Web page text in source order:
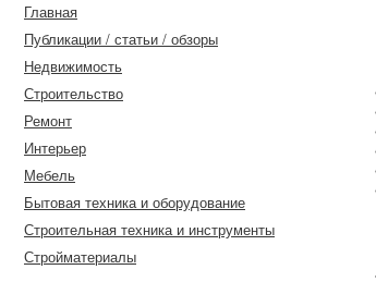
Главная
Публикации / статьи / обзоры
Недвижимость
Строительство
Ремонт
Интерьер
Мебель
Бытовая техника и оборудование
Строительная техника и инструменты
Стройматериалы